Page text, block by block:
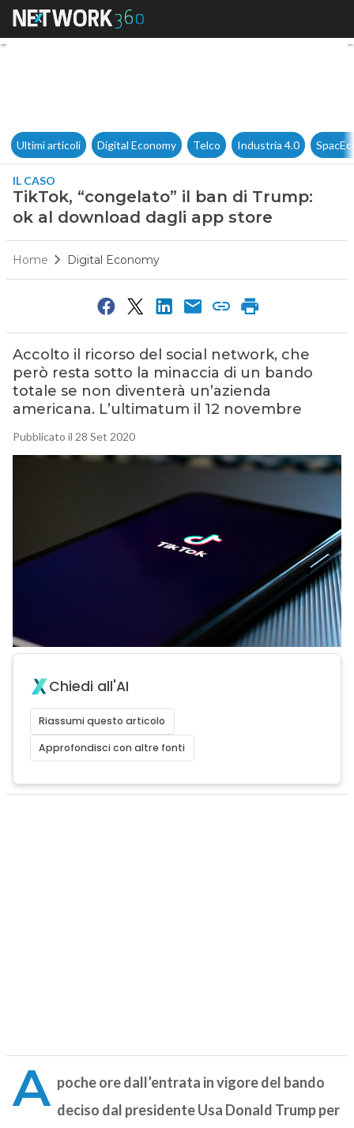
TikTok, “congelato” il ban di
Ultimi articoli Digital Economy Telco Industria 4.0
IL CASO
TikTok, “congelato” il ban di Trump:
ok al download dagli app store
Home Digital Economy
Accolto il ricorso del social network, che
però resta sotto la minaccia di un bando
totale se non diventerà unʼazienda
americana. Lʼultimatum il 12 novembre
Pubblicato il 28 Set 2020
Chiedi all'AI
Riassumi questo articolo
Approfondisci con altre fonti
A poche ore dall’entrata in vigore del bando
deciso dal presidente Usa Donald Trump per